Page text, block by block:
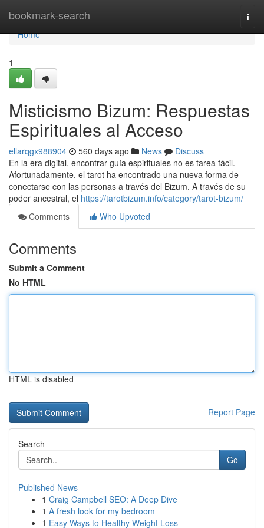
bookmark-search
Home
Home
1
Misticismo Bizum: Respuestas
Espirituales al Acceso
ellarqgx988904 560 days ago News
Discuss
En la era digital, encontrar guía espirituales no es tarea fácil.
Afortunadamente, el tarot ha encontrado una nueva forma de
conectarse con las personas a través del Bizum. A través de su
poder ancestral, el https://tarotbizum.info/category/tarot-bizum/
Comments
Who Upvoted
Comments
Submit a Comment
No HTML
HTML is disabled
Report Page
Search
Go
Published News
1 Craig Campbell SEO: A Deep Dive
1 A fresh look for my bedroom
1 Easy Ways to Healthy Weight Loss